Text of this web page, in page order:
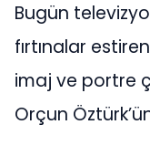
Bugün
fırtınalar
imaj ve portre
Orçun